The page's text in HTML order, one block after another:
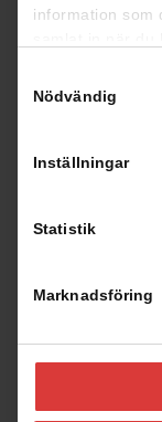
information som
Nödvändig
Inställningar
Statistik
Marknadsföring